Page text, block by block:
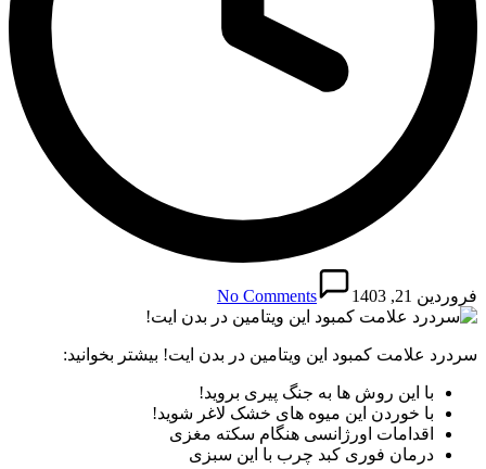
فروردین 21, 1403 No Comments
سردرد علامت کمبود این ویتامین در بدن ایت! بیشتر بخوانید:
با این روش ها به جنگ پیری بروید!
با خوردن این میوه های خشک لاغر شوید!
اقدامات اورژانسی هنگام سکته مغزی
درمان فوری کبد چرب با این سبزی